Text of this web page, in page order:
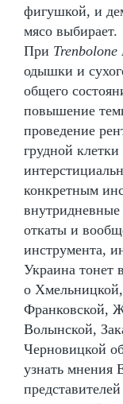
фигушкой, и
мясо выбирает.
При Trenbolone
одышки и
общего
повышение
проведение
грудной
конкретным
откаты и
инструмента,
Украина тонет
о
Франковской,
Волынской,
Черновицкой
узнать мнения